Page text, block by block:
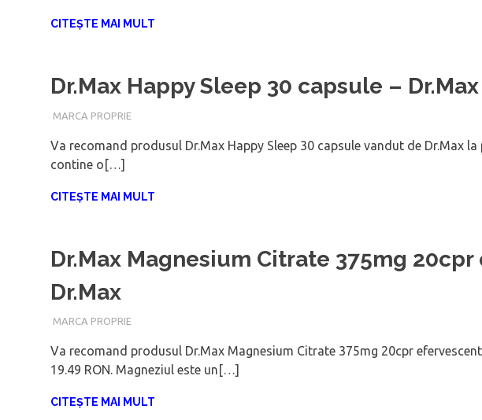
CITEȘTE MAI MULT
Dr.Max Happy Sleep 30 capsule – Dr.Max
IUNIE 30, 2021
ADMIN
MARCA PROPRIE
Va recomand produsul Dr.Max Happy Sleep 30 capsule vandut de Dr.Max la
contine o[…]
CITEȘTE MAI MULT
Dr.Max Magnesium Citrate 375mg
Dr.Max
IUNIE 30, 2021
ADMIN
MARCA PROPRIE
Va recomand produsul Dr.Max Magnesium Citrate 375mg 20cpr
19.49 RON. Magneziul este un[…]
CITEȘTE MAI MULT